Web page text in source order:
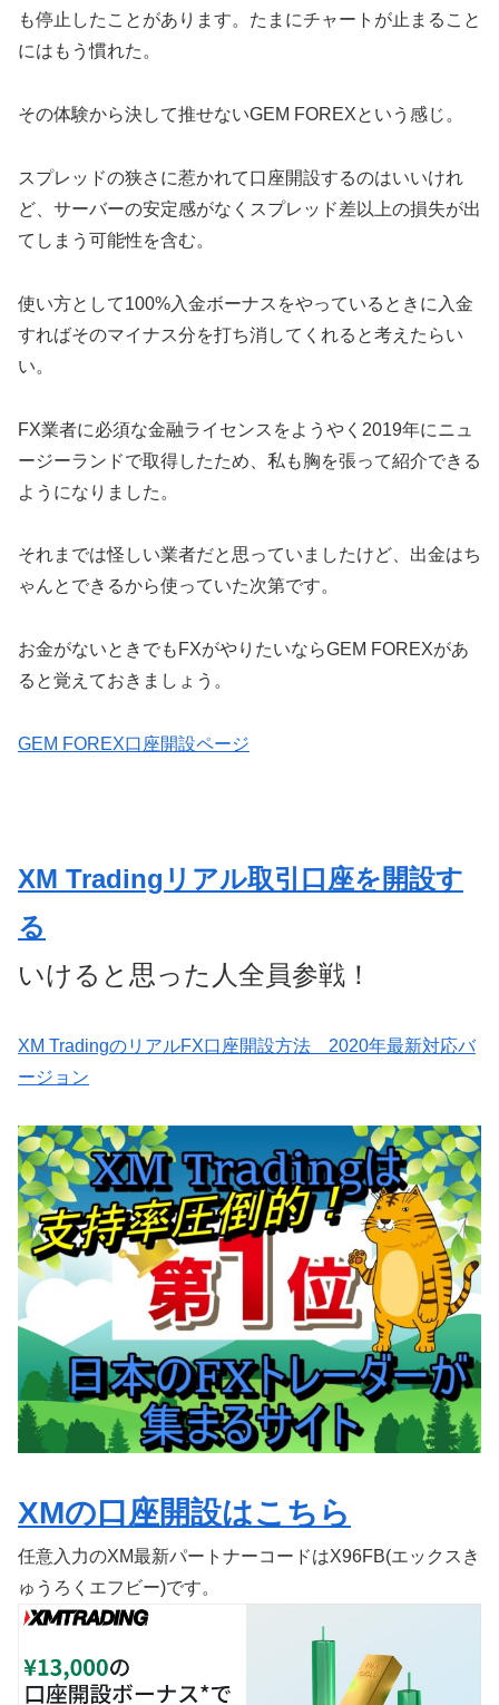
も停止したことがあります。たまにチャートが止まること
にはもう慣れた。
その体験から決して推せないGEM FOREXという感じ。
スプレッドの狭さに惹かれて口座開設するのはいいけれ
ど、サーバーの安定感がなくスプレッド差以上の損失が出
てしまう可能性を含む。
使い方として100%入金ボーナスをやっているときに入金
すればそのマイナス分を打ち消してくれると考えたらい
い。
FX業者に必須な金融ライセンスをようやく2019年にニュ
ージーランドで取得したため、私も胸を張って紹介できる
ようになりました。
それまでは怪しい業者だと思っていましたけど、出金はち
ゃんとできるから使っていた次第です。
お金がないときでもFXがやりたいならGEM FOREXがあ
ると覚えておきましょう。
GEM FOREX口座開設ページ
XM Tradingリアル取引口座を開設す
る
いけると思った人全員参戦！
XM TradingのリアルFX口座開設方法 2020年最新対応バ
ージョン
XMの口座開設はこちら
任意入力のXM最新パートナーコードはX96FB(エックスき
ゅうろくエフビー)です。